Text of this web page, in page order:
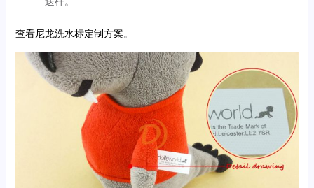
查看尼龙洗水标定制方案。